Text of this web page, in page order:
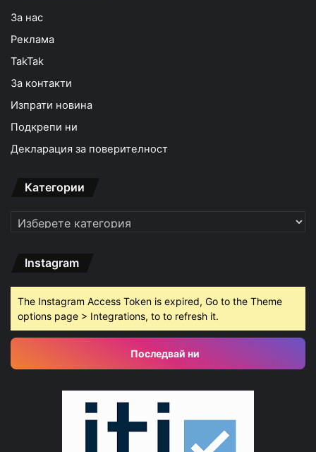
За нас
Реклама
TakTak
За контакти
Изпрати новина
Подкрепи ни
Декларация за поверителност
Категории
Категории
Instagram
The Instagram Access Token is expired, Go to the Theme
options page > Integrations, to to refresh it.
Последвай ни